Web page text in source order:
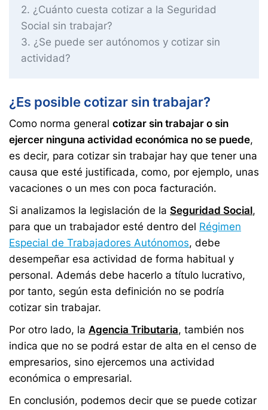
2 ¿Cuánto cuesta cotizar a la Seguridad
Social sin trabajar?
3 ¿Se puede ser autónomos y cotizar sin
actividad?
¿Es posible cotizar sin trabajar?
Como norma general cotizar sin trabajar o sin
ejercer ninguna actividad económica no se puede,
es decir, para cotizar sin trabajar hay que tener una
causa que esté justificada, como, por ejemplo, unas
vacaciones o un mes con poca facturación.
Si analizamos la legislación de la Seguridad Social,
para que un trabajador esté dentro del Régimen
Especial de Trabajadores Autónomos, debe
desempeñar esa actividad de forma habitual y
personal. Además debe hacerlo a título lucrativo,
por tanto, según esta definición no se podría
cotizar sin trabajar.
Por otro lado, la Agencia Tributaria, también nos
indica que no se podrá estar de alta en el censo de
empresarios, sino ejercemos una actividad
económica o empresarial.
En conclusión, podemos decir que se puede cotizar